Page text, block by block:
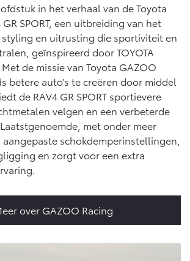
in het verhaal van de Toyota
GR SPORT, een uitbreiding van het
styling en uitrusting die sportiviteit en
geïnspireerd door TOYOTA
de missie van Toyota GAZOO
betere auto’s te creëren door middel
de RAV4 GR SPORT sportievere
velgen en een verbeterde
met onder meer
aangepaste schokdemperinstellingen,
en zorgt voor een extra
over GAZOO Racing